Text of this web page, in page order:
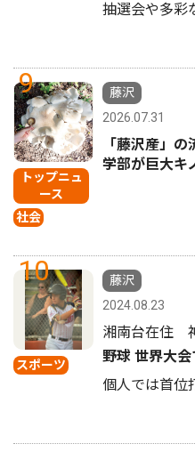
抽選会や多彩
9
トップニュ
ース
社会
藤沢
2026.07.31
「藤沢産」
学部が巨大キ
10
スポーツ
藤沢
2024.08.23
湘南台在住
野球 世界大
個人では首位